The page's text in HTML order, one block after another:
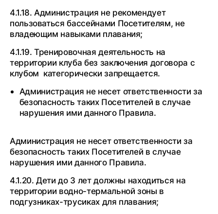
4.1.18. Администрация не рекомендует
пользоваться бассейнами Посетителям, не
владеющим навыками плавания;
4.1.19. Тренировочная деятельность на
территории клуба без заключения договора с
клубом категорически запрещается.
Администрация не несет ответственности за
безопасность таких Посетителей в случае
нарушения ими данного Правила.
Администрация не несет ответственности за
безопасность таких Посетителей в случае
нарушения ими данного Правила.
4.1.20. Дети до 3 лет должны находиться на
территории водно-термальной зоны в
подгузниках-трусиках для плавания;